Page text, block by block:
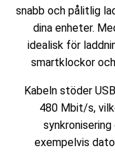
snabb och pålitlig
dina enheter.
idealisk för
smartklockor
Kabeln stöder
480 Mbit/s,
exempelvis